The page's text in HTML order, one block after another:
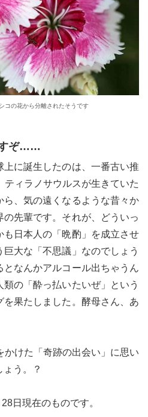
コの花から分離されたそうです
すぞ……
に誕生したのは、一番古い推
ティラノサウルスが生きていた
ら、気の遠くなるような昔々か
先輩です。それが、どういっ
も日本人の「晩酌」を成立させ
大な「不思議」なのでしょう
なんかアルコール出ちゃうん
の「酔っ払いたいぜ」という
果たしました。酵母さん、あ
けた「奇跡の出会い」に思い
う。？
日現在のものです。